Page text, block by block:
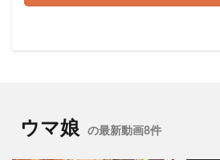
ウマ娘 の最新動画8件